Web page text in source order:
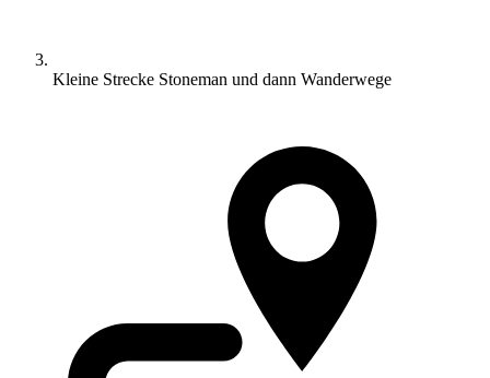
Kleine Strecke Stoneman und dann Wanderwege